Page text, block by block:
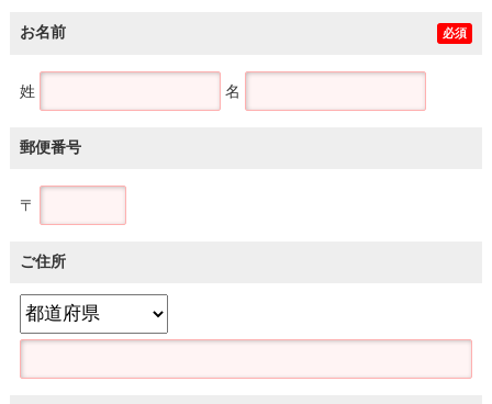
お名前 必須
姓 名
郵便番号
〒
ご住所